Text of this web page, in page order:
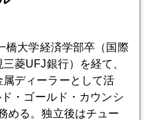
ティリティーが激しく仕
どった壁面の飾り物が虚
橋大学経済学部卒（国際
菱UFJ銀行）を経て、
ディーラーとして活
・ゴールド・カウンシ
める。独立後はチュー